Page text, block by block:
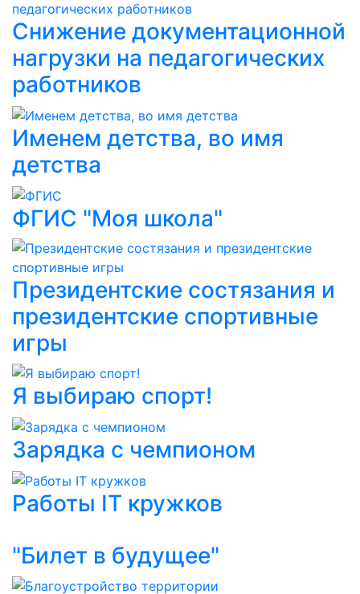
Снижение документационной
нагрузки на педагогических
работников
Именем детства, во имя
детства
ФГИС "Моя школа"
Президентские состязания и
президентские спортивные
игры
Я выбираю спорт!
Зарядка с чемпионом
Работы IT кружков
"Билет в будущее"